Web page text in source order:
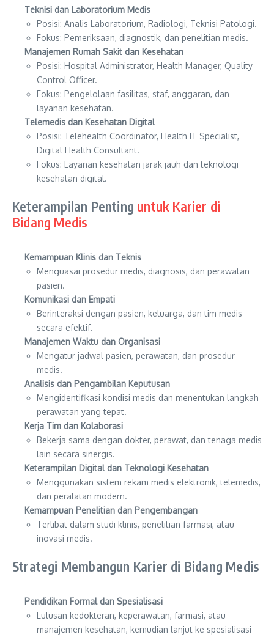
Teknisi dan Laboratorium Medis
Posisi: Analis Laboratorium, Radiologi, Teknisi Patologi.
Fokus: Pemeriksaan, diagnostik, dan penelitian medis.
Manajemen Rumah Sakit dan Kesehatan
Posisi: Hospital Administrator, Health Manager, Quality
Control Officer.
Fokus: Pengelolaan fasilitas, staf, anggaran, dan
layanan kesehatan.
Telemedis dan Kesehatan Digital
Posisi: Telehealth Coordinator, Health IT Specialist,
Digital Health Consultant.
Fokus: Layanan kesehatan jarak jauh dan teknologi
kesehatan digital.
Keterampilan Penting untuk Karier di
Bidang Medis
Kemampuan Klinis dan Teknis
Menguasai prosedur medis, diagnosis, dan perawatan
pasien.
Komunikasi dan Empati
Berinteraksi dengan pasien, keluarga, dan tim medis
secara efektif.
Manajemen Waktu dan Organisasi
Mengatur jadwal pasien, perawatan, dan prosedur
medis.
Analisis dan Pengambilan Keputusan
Mengidentifikasi kondisi medis dan menentukan langkah
perawatan yang tepat.
Kerja Tim dan Kolaborasi
Bekerja sama dengan dokter, perawat, dan tenaga medis
lain secara sinergis.
Keterampilan Digital dan Teknologi Kesehatan
Menggunakan sistem rekam medis elektronik, telemedis,
dan peralatan modern.
Kemampuan Penelitian dan Pengembangan
Terlibat dalam studi klinis, penelitian farmasi, atau
inovasi medis.
Strategi Membangun Karier di Bidang Medis
Pendidikan Formal dan Spesialisasi
Lulusan kedokteran, keperawatan, farmasi, atau
manajemen kesehatan, kemudian lanjut ke spesialisasi